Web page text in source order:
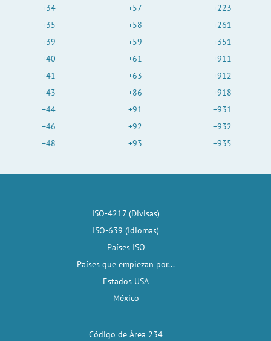
+34
+35
+39
+40
+41
+43
+44
+46
+48
+57
+58
+59
+61
+63
+86
+91
+92
+93
+223
+261
+351
+911
+912
+918
+931
+932
+935
ISO-4217 (Divisas)
ISO-639 (Idiomas)
Países ISO
Países que empiezan por...
Estados USA
México
Código de Área 234